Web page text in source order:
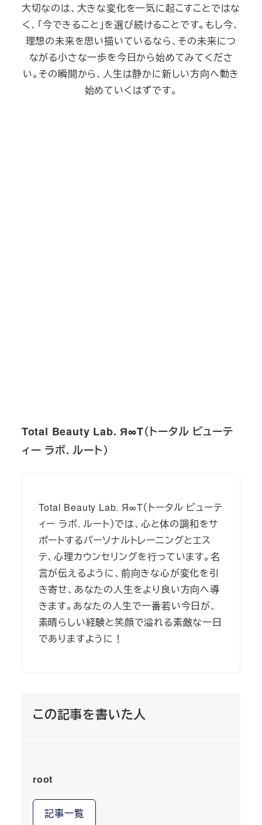
大切なのは、大きな変化を一気に起こすことではな
く、「今できること」を選び続けることです。もし今、
理想の未来を思い描いているなら、その未来につ
ながる小さな一歩を今日から始めてみてくださ
い。その瞬間から、人生は静かに新しい方向へ動き
始めていくはずです。
Total Beauty Lab. Я∞T（トータル ビューテ
ィー ラボ. ルート）
Total Beauty Lab. Я∞T（トータル ビューテ
ィー ラボ. ルート）では、心と体の調和をサ
ポートするパーソナルトレーニングとエス
テ、心理カウンセリングを行っています。名
言が伝えるように、前向きな心が変化を引
き寄せ、あなたの人生をより良い方向へ導
きます。あなたの人生で一番若い今日が、
素晴らしい経験と笑顔で溢れる素敵な一日
でありますように！
この記事を書いた人
root
記事一覧